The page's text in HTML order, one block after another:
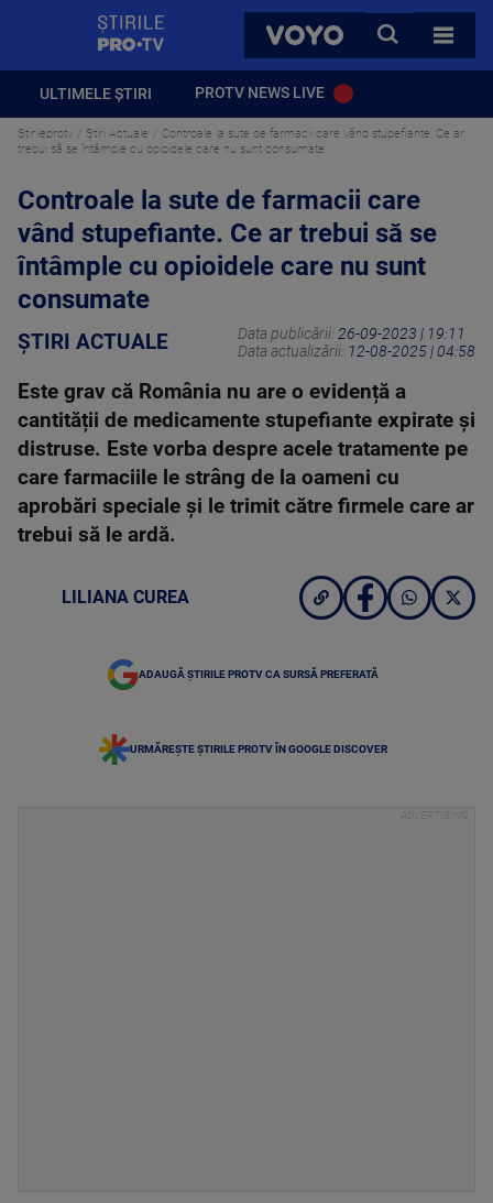
VOYO
CAUTA
TOATE
ULTIMELE ȘTIRI PROTV NEWS LIVE
Stirileprotv Știri Actuale
Controale la sute de farmacii care vând stupefiante. Ce ar
trebui să se întâmple cu opioidele care nu sunt consumate
Controale la sute de farmacii care
vând stupefiante. Ce ar trebui să se
întâmple cu opioidele care nu sunt
consumate
ȘTIRI ACTUALE Data publicării: 26-09-2023 | 19:11
Data actualizării: 12-08-2025 | 04:58
Este grav că România nu are o evidență a
cantității de medicamente stupefiante expirate și
distruse. Este vorba despre acele tratamente pe
care farmaciile le strâng de la oameni cu
aprobări speciale și le trimit către firmele care ar
trebui să le ardă.
LILIANA CUREA
ADAUGĂ ȘTIRILE PROTV CA SURSĂ PREFERATĂ
URMĂREȘTE ȘTIRILE PROTV ÎN GOOGLE DISCOVER